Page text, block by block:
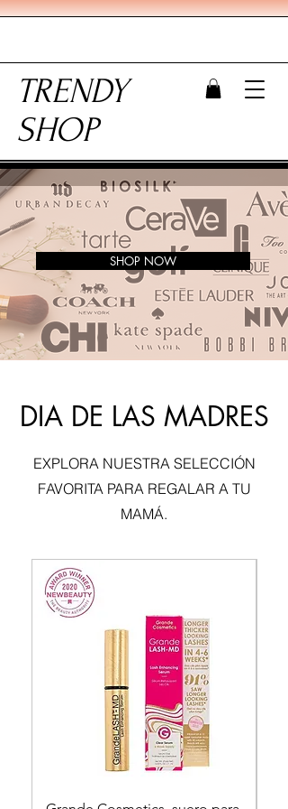
TRENDY
SHOP
SHOP NOW
DIA DE LAS MADRES
EXPLORA NUESTRA SELECCIÓN
FAVORITA PARA REGALAR A TU
MAMÁ.